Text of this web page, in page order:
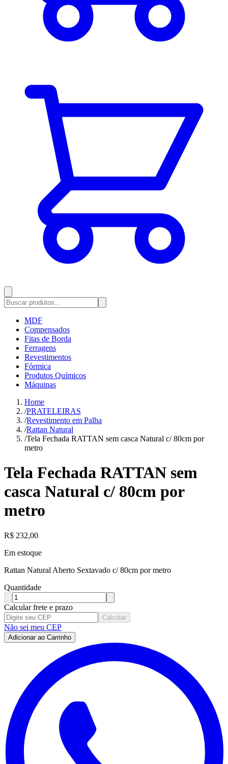
MDF
Compensados
Fitas de Borda
Ferragens
Revestimentos
Fórmica
Produtos Químicos
Máquinas
Home
/PRATELEIRAS
/Revestimento em Palha
/Rattan Natural
/Tela Fechada RATTAN sem casca Natural c/ 80cm por
metro
Tela Fechada RATTAN sem
casca Natural c/ 80cm por
metro
R$ 232,00
Em estoque
Rattan Natural Aberto Sextavado c/ 80cm por metro
Quantidade
Calcular frete e prazo
Calcular
Não sei meu CEP
Adicionar ao Carrinho